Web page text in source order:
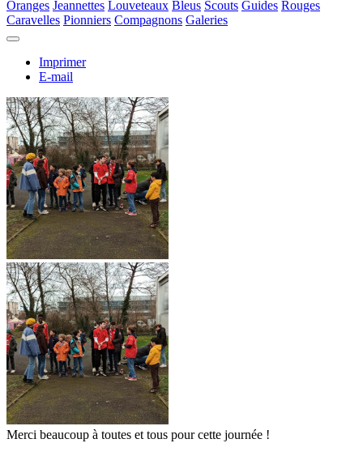
Oranges Jeannettes Louveteaux Bleus Scouts Guides Rouges
Caravelles Pionniers Compagnons Galeries
Imprimer
E-mail
Merci beaucoup à toutes et tous pour cette journée !